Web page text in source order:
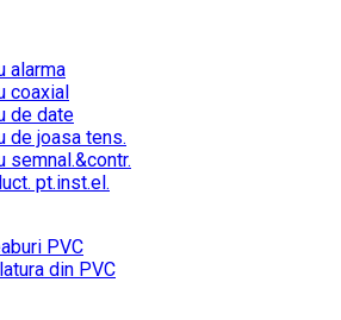
alarma
coaxial
de date
de joasa tens.
semnal.&contr.
pt.inst.el.
PVC
din PVC